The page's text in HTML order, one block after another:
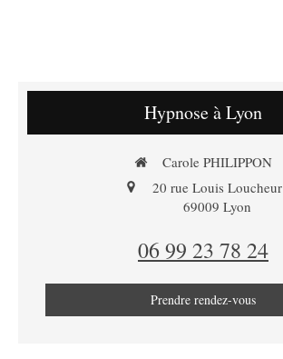
Hypnose à Lyon
Carole PHILIPPON
20 rue Louis Loucheur
69009 Lyon
06 99 23 78 24
Prendre rendez-vous